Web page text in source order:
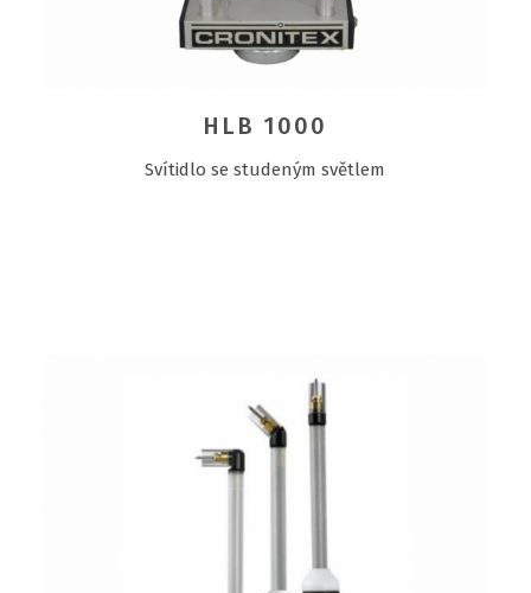
HLB 1000
Svítidlo se studeným světlem